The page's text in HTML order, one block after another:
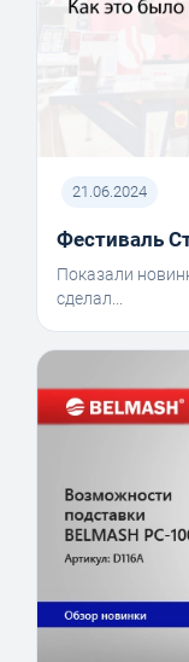
21.06.2024
Фестиваль
Показали
сделал...